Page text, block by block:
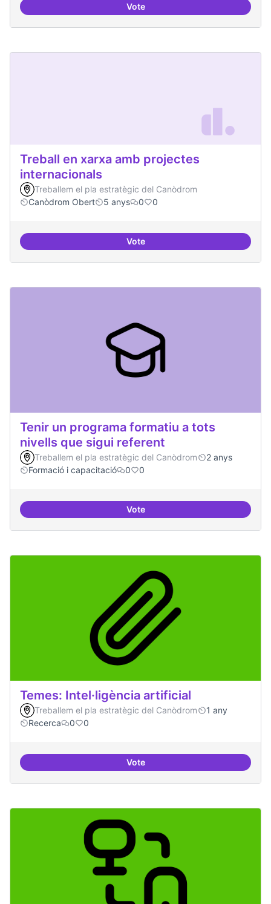
VoteTrobades democràtiques
Treball en xarxa amb projectes
internacionals
Treballem el pla estratègic del Canòdrom
Canòdrom Obert
5 anys 0 0
VoteTreball en xarxa amb projectes
Tenir un programa formatiu a tots
nivells que sigui referent
Treballem el pla estratègic del Canòdrom
2 anys
Formació i capacitació
0 0
VoteTenir un programa formatiu a
Temes: Intel·ligència artificial
Treballem el pla estratègic del Canòdrom
1 any
Recerca
0 0
VoteTemes: Intel·ligència artificial